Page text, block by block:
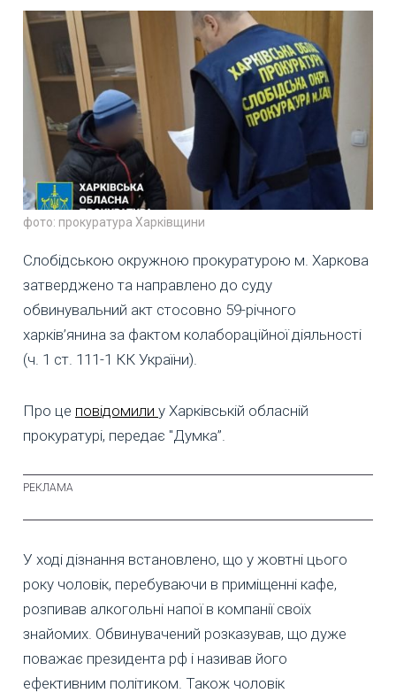
фото: прокуратура Харківщини
Слобідською окружною прокуратурою м. Харкова
затверджено та направлено до суду
обвинувальний акт стосовно 59-річного
харків’янина за фактом колабораційної діяльності
(ч. 1 ст. 111-1 КК України).
Про це повідомили у Харківській обласній
прокуратурі, передає "Думка”.
У ході дізнання встановлено, що у жовтні цього
року чоловік, перебуваючи в приміщенні кафе,
розпивав алкогольні напої в компанії своїх
знайомих. Обвинувачений розказував, що дуже
поважає президента рф і називав його
ефективним політиком. Також чоловік